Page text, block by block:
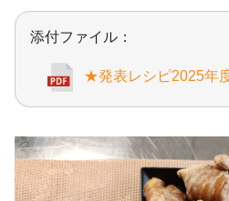
添付ファイル：
★発表レシピ2025年